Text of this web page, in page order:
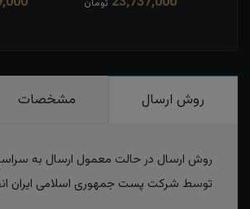
تومان
روش ارسال مشخصات
روش ارسال در حالت معمول ارسال به
توسط شرکت پست جمهوری اسلامی ایران